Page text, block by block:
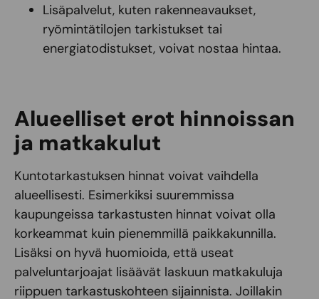
Lisäpalvelut, kuten rakenneavaukset,
ryömintätilojen tarkistukset tai
energiatodistukset, voivat nostaa hintaa.
Alueelliset erot hinnoissan
ja matkakulut
Kuntotarkastuksen hinnat voivat vaihdella
alueellisesti. Esimerkiksi suuremmissa
kaupungeissa tarkastusten hinnat voivat olla
korkeammat kuin pienemmillä paikkakunnilla.
Lisäksi on hyvä huomioida, että useat
palveluntarjoajat lisäävät laskuun matkakuluja
riippuen tarkastuskohteen sijainnista. Joillakin